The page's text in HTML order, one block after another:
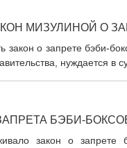
МИЗУЛИНОЙ О
закон о запрете бэби-
нуждается в
БЭБИ-
закон о запрете